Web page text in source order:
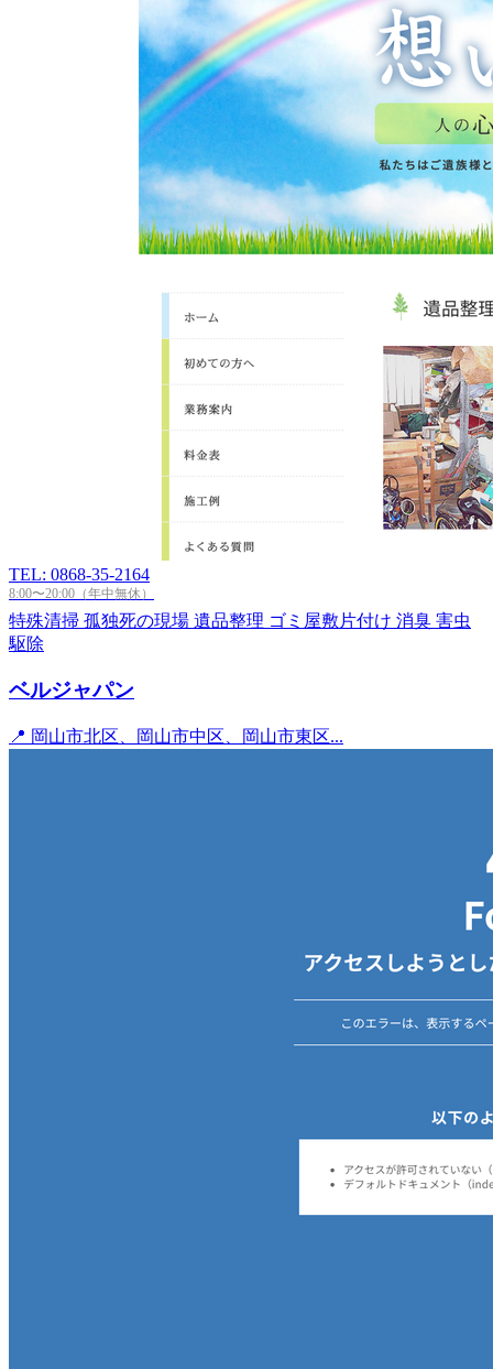
TEL: 0868-35-2164
8:00〜20:00（年中無休）
特殊清掃 孤独死の現場 遺品整理 ゴミ屋敷片付け 消臭 害虫
駆除
ベルジャパン
📍 岡山市北区、岡山市中区、岡山市東区...